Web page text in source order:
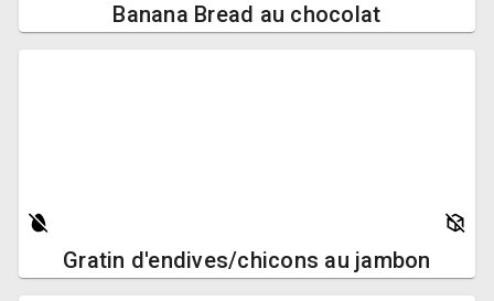
Banana Bread au chocolat
Gratin d'endives/chicons au jambon